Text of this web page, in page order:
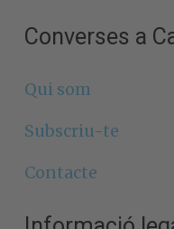
Converses a
Qui som
Subscriu-te
Contacte